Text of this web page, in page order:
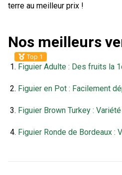
terre au meilleur prix !
Nos meilleurs
Figuier Adulte : Des fruits la
Top 1
Figuier en Pot : Facilement
Figuier Brown Turkey :
Figuier Ronde de Bordeaux :